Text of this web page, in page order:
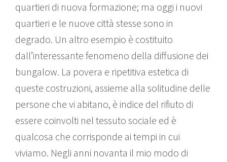
quartieri di nuova formazione; ma oggi i nuovi
quartieri e le nuove città stesse sono in
degrado. Un altro esempio è costituito
dall’interessante fenomeno della diffusione dei
bungalow. La povera e ripetitiva estetica di
queste costruzioni, assieme alla solitudine delle
persone che vi abitano, è indice del rifiuto di
essere coinvolti nel tessuto sociale ed è
qualcosa che corrisponde ai tempi in cui
viviamo. Negli anni novanta il mio modo di